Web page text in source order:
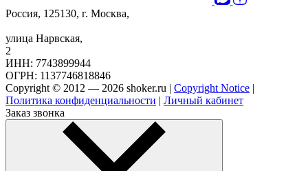
Россия, 125130, г. Москва,
улица Нарвская,
2
ИНН: 7743899944
ОГРН: 1137746818846
Copyright © 2012 — 2026 shoker.ru | Copyright Notice |
Политика конфиденциальности | Личный кабинет
Заказ звонка